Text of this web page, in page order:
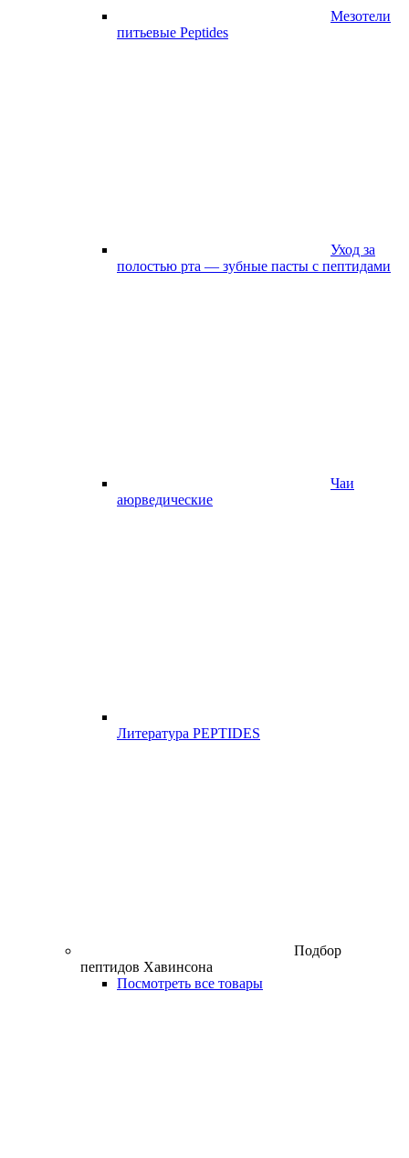
Мезотели
питьевые Peptides
Уход за
полостью рта — зубные пасты с пептидами
Чаи
аюрведические
Литература PEPTIDES
Подбор
пептидов Хавинсона
Посмотреть все товары